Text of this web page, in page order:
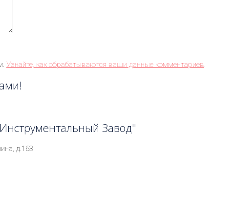
Узнайте, как обрабатываются ваши данные комментариев.
Завод"
д.163